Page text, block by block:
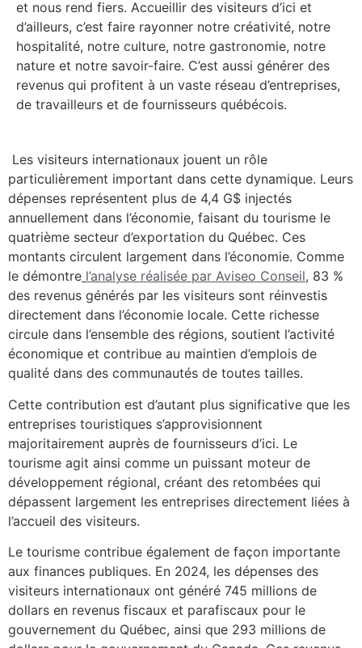
et nous rend fiers. Accueillir des visiteurs d’ici et
d’ailleurs, c’est faire rayonner notre créativité, notre
hospitalité, notre culture, notre gastronomie, notre
nature et notre savoir-faire. C’est aussi générer des
revenus qui profitent à un vaste réseau d’entreprises,
de travailleurs et de fournisseurs québécois.
Les visiteurs internationaux jouent un rôle
particulièrement important dans cette dynamique. Leurs
dépenses représentent plus de 4,4 G$ injectés
annuellement dans l’économie, faisant du tourisme le
quatrième secteur d’exportation du Québec. Ces
montants circulent largement dans l’économie. Comme
le démontre l’analyse réalisée par Aviseo Conseil, 83 %
des revenus générés par les visiteurs sont réinvestis
directement dans l’économie locale. Cette richesse
circule dans l’ensemble des régions, soutient l’activité
économique et contribue au maintien d’emplois de
qualité dans des communautés de toutes tailles.
Cette contribution est d’autant plus significative que les
entreprises touristiques s’approvisionnent
majoritairement auprès de fournisseurs d’ici. Le
tourisme agit ainsi comme un puissant moteur de
développement régional, créant des retombées qui
dépassent largement les entreprises directement liées à
l’accueil des visiteurs.
Le tourisme contribue également de façon importante
aux finances publiques. En 2024, les dépenses des
visiteurs internationaux ont généré 745 millions de
dollars en revenus fiscaux et parafiscaux pour le
gouvernement du Québec, ainsi que 293 millions de